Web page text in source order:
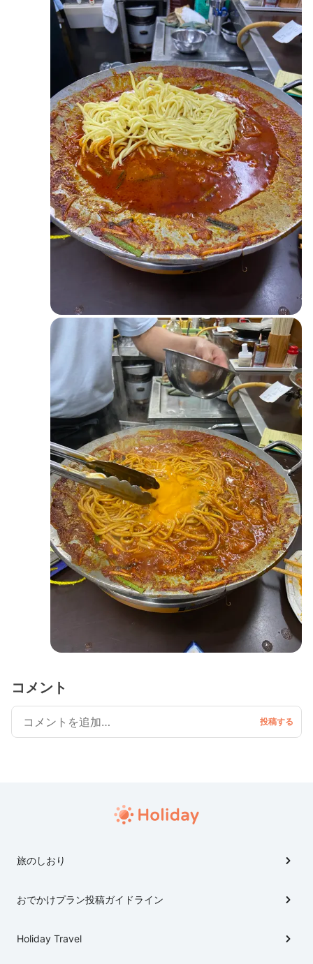
コメント
旅のしおり
おでかけプラン投稿ガイドライン
Holiday Travel